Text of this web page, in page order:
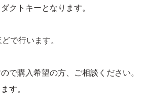
クトキーとなります。
で行います。
で購入希望の方、ご相談ください。
す。